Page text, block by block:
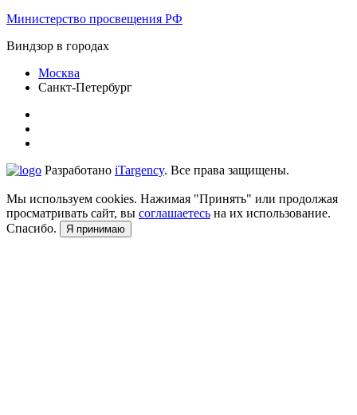
Министерство просвещения РФ
Виндзор в городах
Москва
Санкт-Петербург
Разработано iTargency. Все права защищены.
Мы используем cookies. Нажимая "Принять" или продолжая
просматривать сайт, вы соглашаетесь на их использование.
Спасибо.
Я принимаю